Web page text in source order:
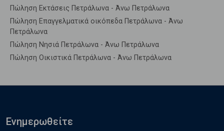
Πώληση Εκτάσεις Πετράλωνα - Άνω Πετράλωνα
Πώληση Επαγγελματικά οικόπεδα Πετράλωνα - Άνω
Πετράλωνα
Πώληση Νησιά Πετράλωνα - Άνω Πετράλωνα
Πώληση Οικιστικά Πετράλωνα - Άνω Πετράλωνα
Ενημερωθείτε